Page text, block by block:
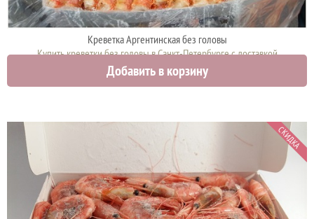
Креветка Аргентинская без головы
Купить креветки без головы в Санкт-Петербурге с доставкой
3150 руб.
Добавить в корзину
СКИДКА